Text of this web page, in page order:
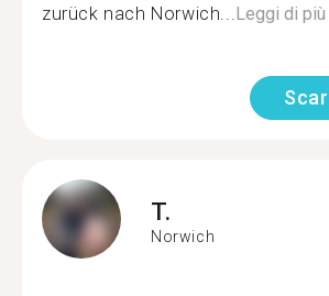
zurück nach Norwich...Leggi di più
T.
Norwich